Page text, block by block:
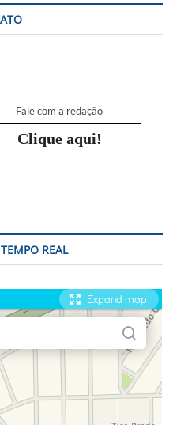
Fale com a redação
Clique aqui!
REAL